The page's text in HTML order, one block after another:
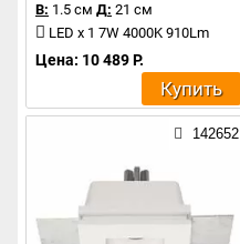
В: 1.5 см Д: 21 см
LED x 1 7W 4000K 910Lm
Цена: 10 489 Р.
Купить
142652